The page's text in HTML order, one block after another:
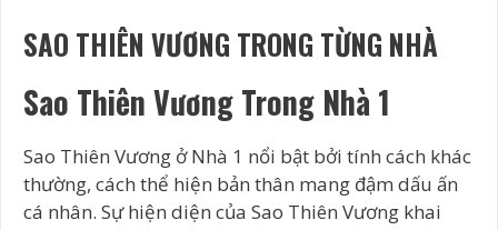
SAO THIÊN VƯƠNG TRONG TỪNG NHÀ
Sao Thiên Vương Trong Nhà 1
Sao Thiên Vương ở Nhà 1 nổi bật bởi tính cách khác
thường, cách thể hiện bản thân mang đậm dấu ấn
cá nhân. Sự hiện diện của Sao Thiên Vương khai